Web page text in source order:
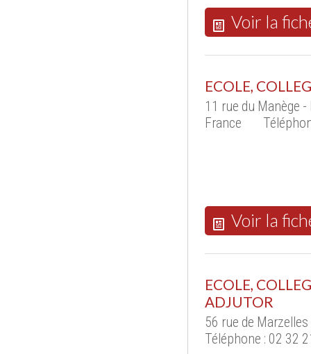
Voir la
ECOLE,
11 rue du Manège
France
Voir la
ECOLE,
ADJUTOR
56 rue de
Téléphone : 02 32